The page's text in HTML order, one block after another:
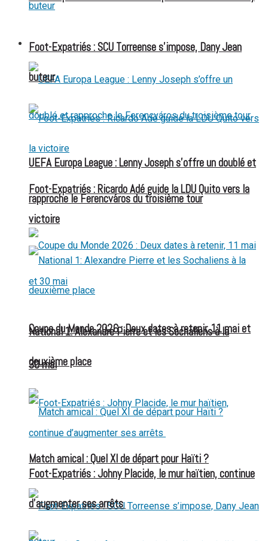
FOOT EXPATRIÉS
UEFA Europa League : Lenny Joseph s’offre un doublé et
rapproche le Ferencváros du troisième tour
Coupe du Monde 2026 : Deux dates à retenir, 11 mai et
30 mai
Match amical : Quel XI de départ pour Haïti ?
Foot-Expatriés : SCU Torreense s’impose, Dany Jean
buteur
Foot-Expatriés : Ricardo Adé guide la LDU Quito vers la
victoire
National 1: Alexandre Pierre et les Sochaliens à la
deuxième place
Foot-Expatriés : Johny Placide, le mur haïtien, continue
d’augmenter ses arrêts